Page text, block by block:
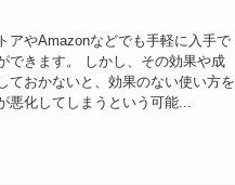
アやAmazonなどでも手軽に入手で
できます。 しかし、その効果や成
ておかないと、効果のない使い方を
悪化してしまうという可能...